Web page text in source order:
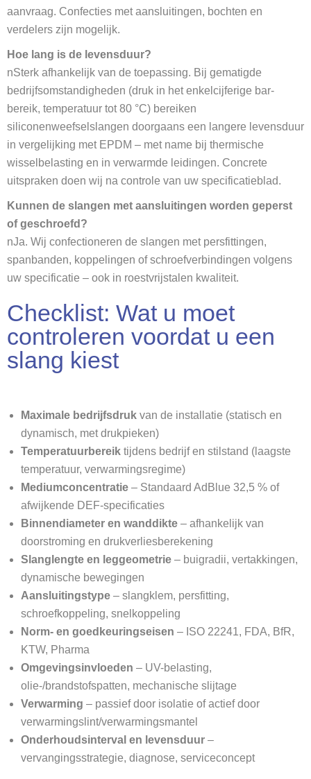
aanvraag. Confecties met aansluitingen, bochten en
verdelers zijn mogelijk.
Hoe lang is de levensduur?
nSterk afhankelijk van de toepassing. Bij gematigde
bedrijfsomstandigheden (druk in het enkelcijferige bar-
bereik, temperatuur tot 80 °C) bereiken
siliconenweefselslangen doorgaans een langere levensduur
in vergelijking met EPDM – met name bij thermische
wisselbelasting en in verwarmde leidingen. Concrete
uitspraken doen wij na controle van uw specificatieblad.
Kunnen de slangen met aansluitingen worden geperst
of geschroefd?
nJa. Wij confectioneren de slangen met persfittingen,
spanbanden, koppelingen of schroefverbindingen volgens
uw specificatie – ook in roestvrijstalen kwaliteit.
Checklist: Wat u moet
controleren voordat u een
slang kiest
Maximale bedrijfsdruk van de installatie (statisch en
dynamisch, met drukpieken)
Temperatuurbereik tijdens bedrijf en stilstand (laagste
temperatuur, verwarmingsregime)
Mediumconcentratie – Standaard AdBlue 32,5 % of
afwijkende DEF-specificaties
Binnendiameter en wanddikte – afhankelijk van
doorstroming en drukverliesberekening
Slanglengte en leggeometrie – buigradii, vertakkingen,
dynamische bewegingen
Aansluitingstype – slangklem, persfitting,
schroefkoppeling, snelkoppeling
Norm- en goedkeuringseisen – ISO 22241, FDA, BfR,
KTW, Pharma
Omgevingsinvloeden – UV-belasting,
olie-/brandstofspatten, mechanische slijtage
Verwarming – passief door isolatie of actief door
verwarmingslint/verwarmingsmantel
Onderhoudsinterval en levensduur –
vervangingsstrategie, diagnose, serviceconcept